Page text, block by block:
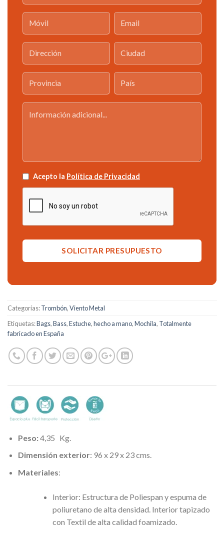
Acepto la Política de Privacidad
Categorías:Trombón,Viento Metal
Etiquetas:Bags,Bass,Estuche,hecho a mano,Mochila, Totalmente
fabricado en España
Peso:4,35 Kg.
Dimensión exterior: 96 x 29 x 23 cms.
Materiales:
Interior: Estructura de Poliespan y espuma de
poliuretano de alta densidad. Interior tapizado
con Textil de alta calidad foamizado.